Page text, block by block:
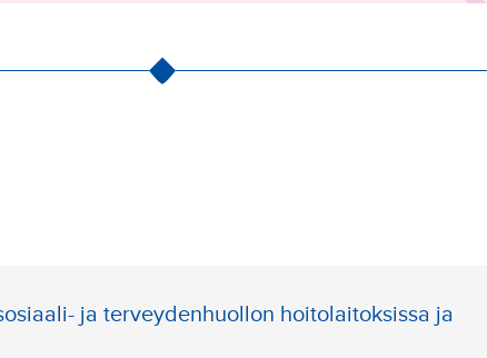
ja terveydenhuollon hoitolaitoksissa ja